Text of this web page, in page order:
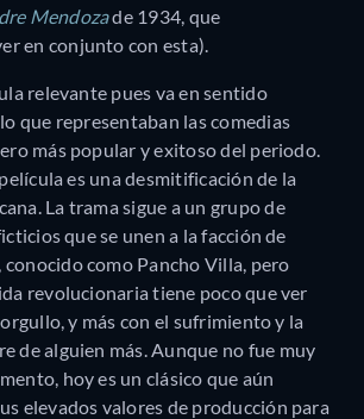
Mendozade 1934, que
en conjunto con esta).
relevante pues va en sentido
que representaban las comedias
más popular y exitoso del periodo.
es una desmitificación de la
La trama sigue a un grupo de
que se unen a la facción de
como Pancho Villa, pero
revolucionaria tiene poco que ver
y más con el sufrimiento y la
de alguien más. Aunque no fue muy
hoy es un clásico que aún
elevados valores de producción para